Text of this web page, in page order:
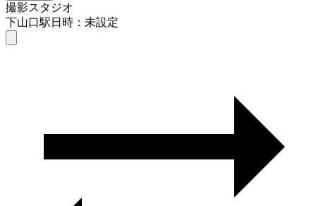
撮影スタジオ
下山口駅日時：未設定